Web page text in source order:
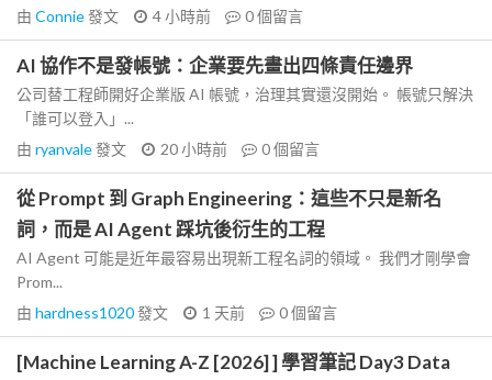
由 Connie發文 4 小時前 0個留言
AI 協作不是發帳號：企業要先畫出四條責任邊界
公司替工程師開好企業版 AI 帳號，治理其實還沒開始。 帳號只解決
「誰可以登入」...
由 ryanvale發文 20 小時前 0個留言
從 Prompt 到 Graph Engineering：這些不只是新名
詞，而是 AI Agent 踩坑後衍生的工程
AI Agent 可能是近年最容易出現新工程名詞的領域。 我們才剛學會
Prom...
由 hardness1020發文 1 天前 0個留言
[Machine Learning A-Z [2026] ] 學習筆記 Day3 Data